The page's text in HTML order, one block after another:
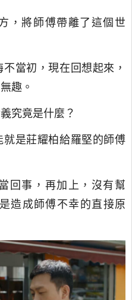
，將師傅帶離了這個世
當初，現在回想起來，
趣。
究竟是什麼？
是莊耀柏給羅堅的師傅
回事，再加上，沒有幫
造成師傅不幸的直接原